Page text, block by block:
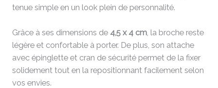
tenue simple en un look plein de personnalité.
Grâce à ses dimensions de 4,5 x 4 cm, la broche reste
légère et confortable à porter. De plus, son attache
avec épinglette et cran de sécurité permet de la fixer
solidement tout en la repositionnant facilement selon
vos envies.